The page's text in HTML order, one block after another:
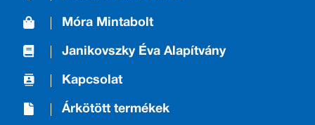
Móra Mintabolt
Janikovszky Éva Alapítvány
Kapcsolat
Árkötött termékek